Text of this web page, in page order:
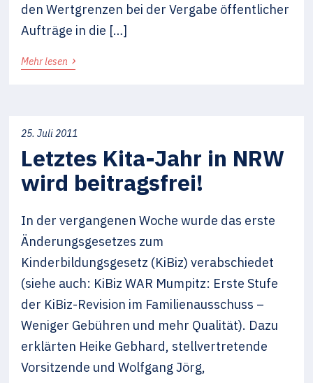
den Wertgrenzen bei der Vergabe öffentlicher
Aufträge in die […]
Mehr lesen ›
25. Juli 2011
Letztes Kita-Jahr in NRW
wird beitragsfrei!
In der vergangenen Woche wurde das erste
Änderungsgesetzes zum
Kinderbildungsgesetz (KiBiz) verabschiedet
(siehe auch: KiBiz WAR Mumpitz: Erste Stufe
der KiBiz-Revision im Familienausschuss –
Weniger Gebühren und mehr Qualität). Dazu
erklärten Heike Gebhard, stellvertretende
Vorsitzende und Wolfgang Jörg,